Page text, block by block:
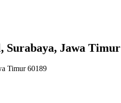
Surabaya, Jawa Timur
Timur 60189